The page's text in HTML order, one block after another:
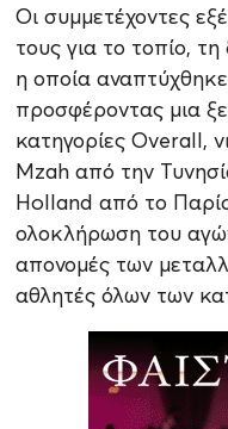
Οι συμμετέχοντες
τους για το τοπίο,
η οποία
προσφέροντας μια
κατηγορίες Overall,
Mzah από την
Holland από το
ολοκλήρωση του
απονομές των
αθλητές όλων των